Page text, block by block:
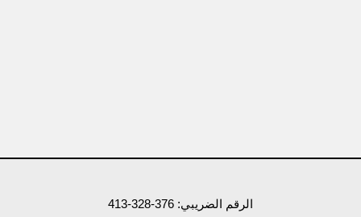
الرقم الضريبي: 376-328-413